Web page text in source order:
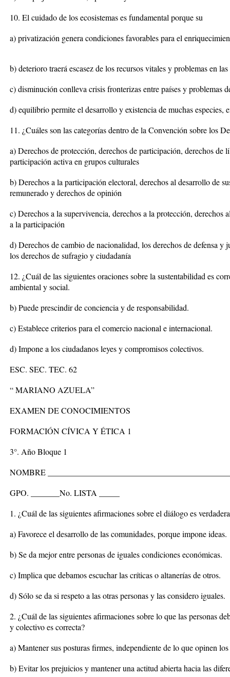
10. El cuidado de los ecosistemas es fundamental porque su
a) privatización genera condiciones favorables para el
b) deterioro traerá escasez de los recursos vitales y problemas en
c) disminución conlleva crisis fronterizas entre países y problemas
d) equilibrio permite el desarrollo y existencia de muchas especies,
11. ¿Cuáles son las categorías dentro de la Convención sobre los
a) Derechos de protección, derechos de participación, derechos de
participación activa en grupos culturales
b) Derechos a la participación electoral, derechos al desarrollo de
remunerado y derechos de opinión
c) Derechos a la supervivencia, derechos a la protección, derechos
a la participación
d) Derechos de cambio de nacionalidad, los derechos de defensa
los derechos de sufragio y ciudadanía
12. ¿Cuál de las siguientes oraciones sobre la sustentabilidad es
ambiental y social.
b) Puede prescindir de conciencia y de responsabilidad.
c) Establece criterios para el comercio nacional e internacional.
d) Impone a los ciudadanos leyes y compromisos colectivos.
ESC. SEC. TEC. 62
“ MARIANO AZUELA”
EXAMEN DE CONOCIMIENTOS
FORMACIÓN CÍVICA Y ÉTICA 1
3°. Año Bloque 1
NOMBRE
GPO. _______No. LISTA _____
1. ¿Cuál de las siguientes afirmaciones sobre el diálogo es
a) Favorece el desarrollo de las comunidades, porque impone ideas.
b) Se da mejor entre personas de iguales condiciones económicas.
c) Implica que debamos escuchar las críticas o altanerías de otros.
d) Sólo se da si respeto a las otras personas y las considero iguales.
2. ¿Cuál de las siguientes afirmaciones sobre lo que las personas
y colectivo es correcta?
a) Mantener sus posturas firmes, independiente de lo que opinen los
b) Evitar los prejuicios y mantener una actitud abierta hacia las